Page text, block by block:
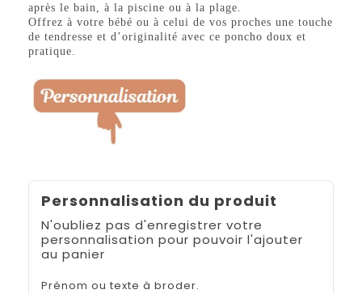
après le bain, à la piscine ou à la plage.
Offrez à votre bébé ou à celui de vos proches une touche
de tendresse et d’originalité avec ce poncho doux et
pratique.
Personnalisation du produit
N'oubliez pas d'enregistrer votre
personnalisation pour pouvoir l'ajouter
au panier
Prénom ou texte à broder.